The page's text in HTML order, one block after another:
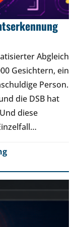
Abgleich
Gesichtern, ein
Person.
die DSB hat
diese